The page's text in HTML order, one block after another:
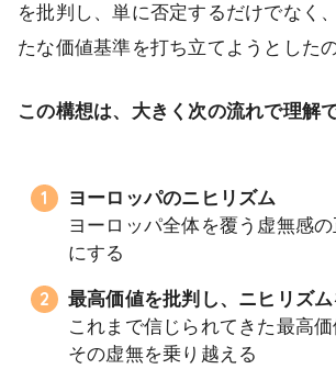
を批判し、単に否定するだけでなく
たな価値基準を打ち立てようとしたの
この構想は、大きく次の流れで理解
ヨーロッパのニヒリズム
ヨーロッパ全体を覆う虚無感
にする
最高価値を批判し、ニヒリズ
これまで信じられてきた最高価
その虚無を乗り越える